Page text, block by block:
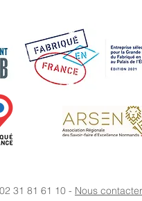
31 81 61 10 - Nous